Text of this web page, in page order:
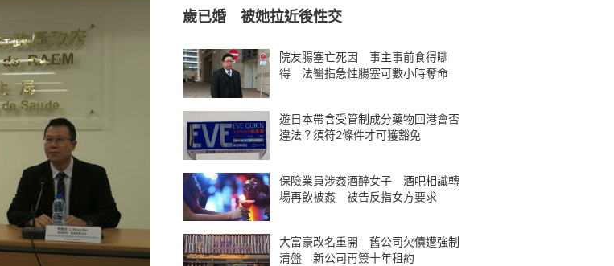
歲已婚 被她拉近後性交
院友腸塞亡死因 事主事前食得瞓
得 法醫指急性腸塞可數小時奪命
遊日本帶含受管制成分藥物回港會否
違法？須符2條件才可獲豁免
保險業員涉姦酒醉女子 酒吧相識轉
場再飲被姦 被告反指女方要求
大富豪改名重開 舊公司欠債遭強制
清盤 新公司再簽十年租約